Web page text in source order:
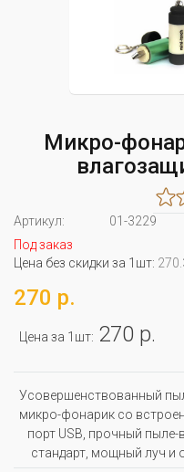
Микро-
Артикул:
01-3229
Под заказ
Цена без скидки за 1шт:
270 р.
Цена за 1шт: 270 р.
Усовершенствованный
микро-фонарик со
порт USB, прочный
стандарт, мощный луч и